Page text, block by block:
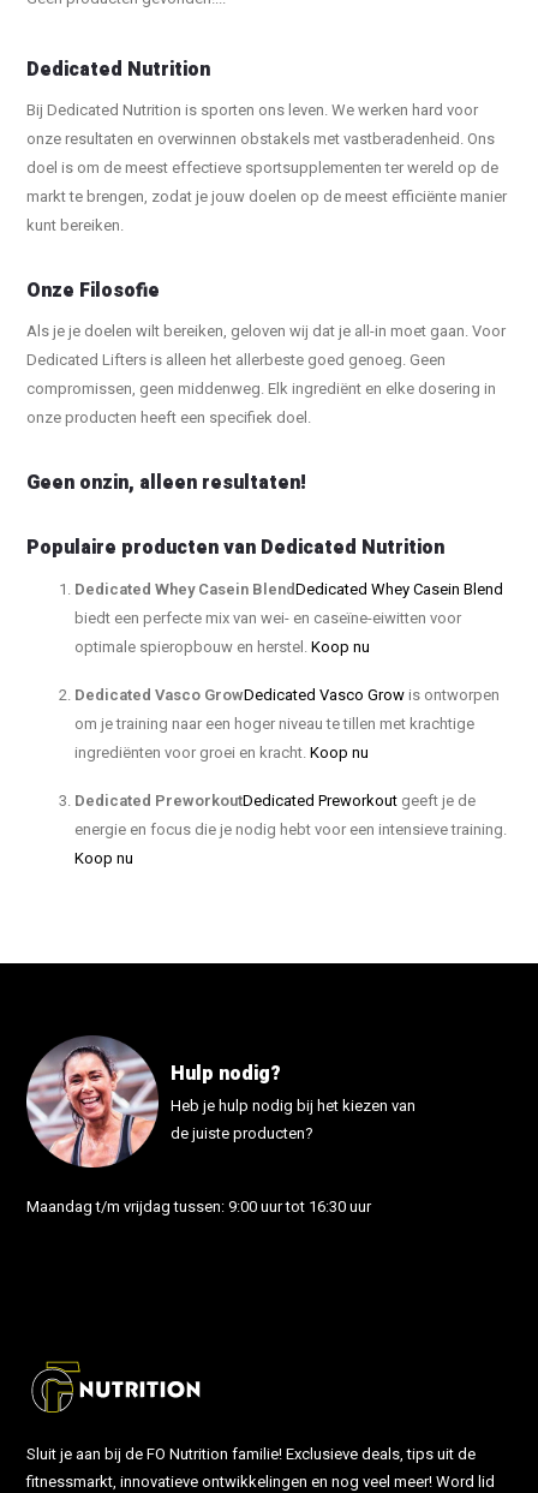
Dedicated Nutrition
Bij Dedicated Nutrition is sporten ons leven. We werken hard voor
onze resultaten en overwinnen obstakels met vastberadenheid. Ons
doel is om de meest effectieve sportsupplementen ter wereld op de
markt te brengen, zodat je jouw doelen op de meest efficiënte manier
kunt bereiken.
Onze Filosofie
Als je je doelen wilt bereiken, geloven wij dat je all-in moet gaan. Voor
Dedicated Lifters is alleen het allerbeste goed genoeg. Geen
compromissen, geen middenweg. Elk ingrediënt en elke dosering in
onze producten heeft een specifiek doel.
Geen onzin, alleen resultaten!
Populaire producten van Dedicated Nutrition
Dedicated Whey Casein BlendDedicated Whey Casein Blend
biedt een perfecte mix van wei- en caseïne-eiwitten voor
optimale spieropbouw en herstel.Koop nu
Dedicated Vasco GrowDedicated Vasco Grow is ontworpen
om je training naar een hoger niveau te tillen met krachtige
ingrediënten voor groei en kracht.Koop nu
Dedicated PreworkoutDedicated Preworkout geeft je de
energie en focus die je nodig hebt voor een intensieve training.
Koop nu
Hulp nodig?
Heb je hulp nodig bij het kiezen van
de juiste producten?
Maandag t/m vrijdag tussen: 9:00 uur tot 16:30 uur
Sluit je aan bij de FO Nutrition familie! Exclusieve deals, tips uit de
fitnessmarkt, innovatieve ontwikkelingen en nog veel meer! Word lid